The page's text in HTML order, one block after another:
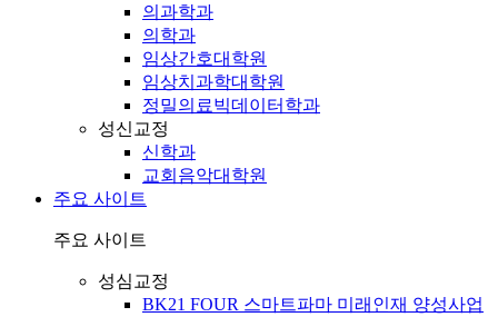
의과학과
의학과
임상간호대학원
임상치과학대학원
정밀의료빅데이터학과
성신교정
신학과
교회음악대학원
주요 사이트
주요 사이트
성심교정
BK21 FOUR 스마트파마 미래인재 양성사업